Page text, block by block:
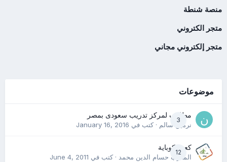
منصة شنطة
متجر الكتروني
متجر إلكتروني مجاني
موضوعات
3
مطلوب لمركز تدريب سعودى بمصر
نرمين سالم· كتب في January 16, 2016
12
كعب كوباية
المدرب حسام الدين محمد· كتب في June 4, 2011